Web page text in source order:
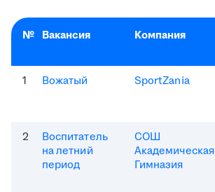
№ Вакансия Компания
1 Вожатый SportZania
2
Воспитатель
на летний
период
СОШ
Академическая
Гимназия